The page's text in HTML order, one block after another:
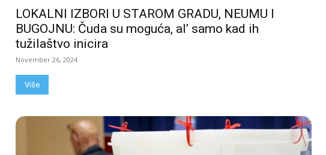
LOKALNI IZBORI U STAROM GRADU, NEUMU I
BUGOJNU: Čuda su moguća, al’ samo kad ih
tužilaštvo inicira
November 26, 2024
Više